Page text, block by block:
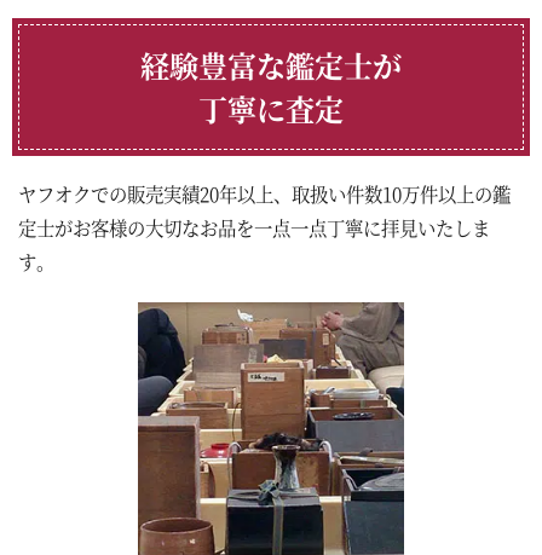
経験豊富な鑑定士が
丁寧に査定
ヤフオクでの販売実績20年以上、取扱い件数10万件以上の鑑
定士がお客様の大切なお品を一点一点丁寧に拝見いたしま
す。